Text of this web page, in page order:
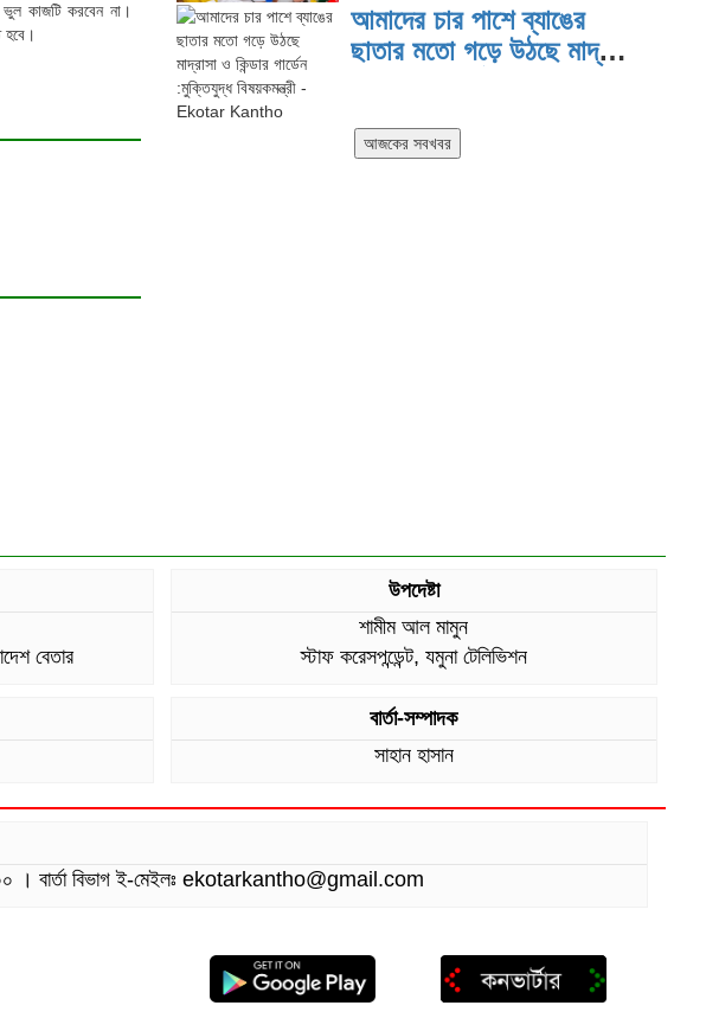
কাজটি করবেন না।
হবে।
আমাদের চার পাশে ব্যাঙের
ছাতার মতো গড়ে উঠছে মাদ্রাসা
বেতার
উপদেষ্টা
শামীম আল মামুন
স্টাফ করেসপন্ডেন্ট, যমুনা টেলিভিশন
বার্তা-সম্পাদক
সাহান হাসান
। বার্তা বিভাগ ই-মেইলঃ ekotarkantho@gmail.com